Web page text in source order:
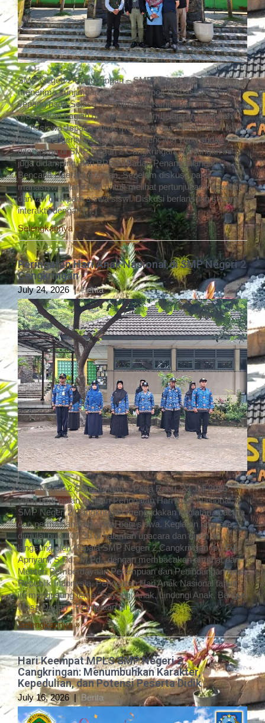
SMP Negeri 2 Cangkringan – SMP Negeri 2 Cangkringan
menerima kunjungan dari sekelompok mahasiswa asal
Jepang pada Selasa, 21 Juli 2026. Kunjungan ini
merupakan bagian dari program pembelajaran lapangan
mahasiswa Jepang untuk mengenal dan mempelajari lebih
dalam mengenai Sekolah Siaga Bencana yang sudah
diterapkan di SMP Negeri 2 Cangkringan. Kunjungan ini
juga didampingi dari BPBD (Badan Penanggulangan
Bencana Daerah) Sleman. Sebelum diskusi, para
mahasiswa diarahkan untuk melihat pertunjukan karawitan
dan tari oleh para siswa siswi. Diskusi berlansung secara
interaktif dengan […]
Selengkapnya »
Peringatan Hari Anak Nasional di SMP Negeri 2
Cangkringan
July 24, 2026 |Berita
SMP Negeri 2 Cangkringan – Pada Rabu, 23 Juli 2026
yang bertepatan dengan Peringatan Hari Anak Nasional,
SMP Negeri 2 Cangkringan mengadakan kegiatan upacara
dan permainan tradisional bagi siswa. Kegiatan upacara
dimulai pukul 07.30 di halaman upacara dan dipimpin
langsung oleh Kepala SMP Negeri 2 Cangkringan Ibu Evi
Apriyani, S.Pd., M.Pd., dengan membacakan amanat dari
Menteri Pemberdayaan Perempuan dan Perlindungan Anak
Republik Indonesia. Peringatan Hari Anak Nasional tahun
ini mengusung tema “Sayangi Anak, Lindungi Anak, Bangun
Masa Depan”. Peringatan ini […]
Selengkapnya »
Hari Keempat MPLS SMP Negeri 2
Cangkringan: Menumbuhkan Karakter,
Kepedulian, dan Potensi Peserta Didik
July 16, 2026 |Berita